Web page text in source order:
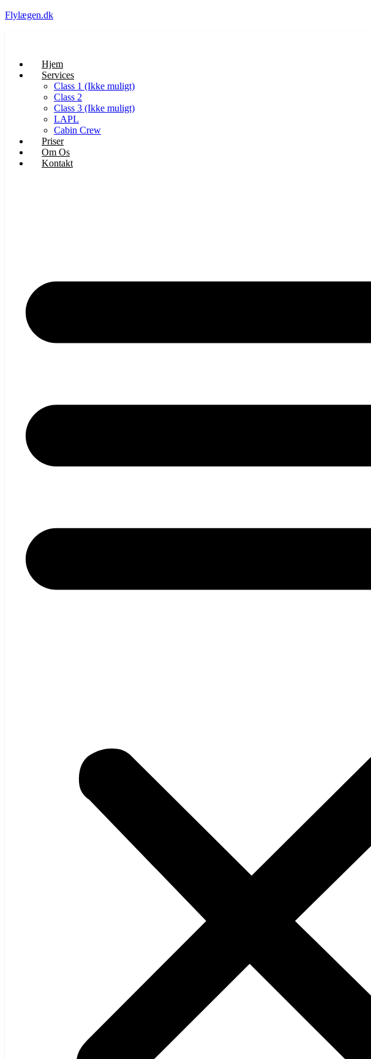
Flylægen.dk
Hjem
Services
Class 1 (Ikke muligt)
Class 2
Class 3 (Ikke muligt)
LAPL
Cabin Crew
Priser
Om Os
Kontakt